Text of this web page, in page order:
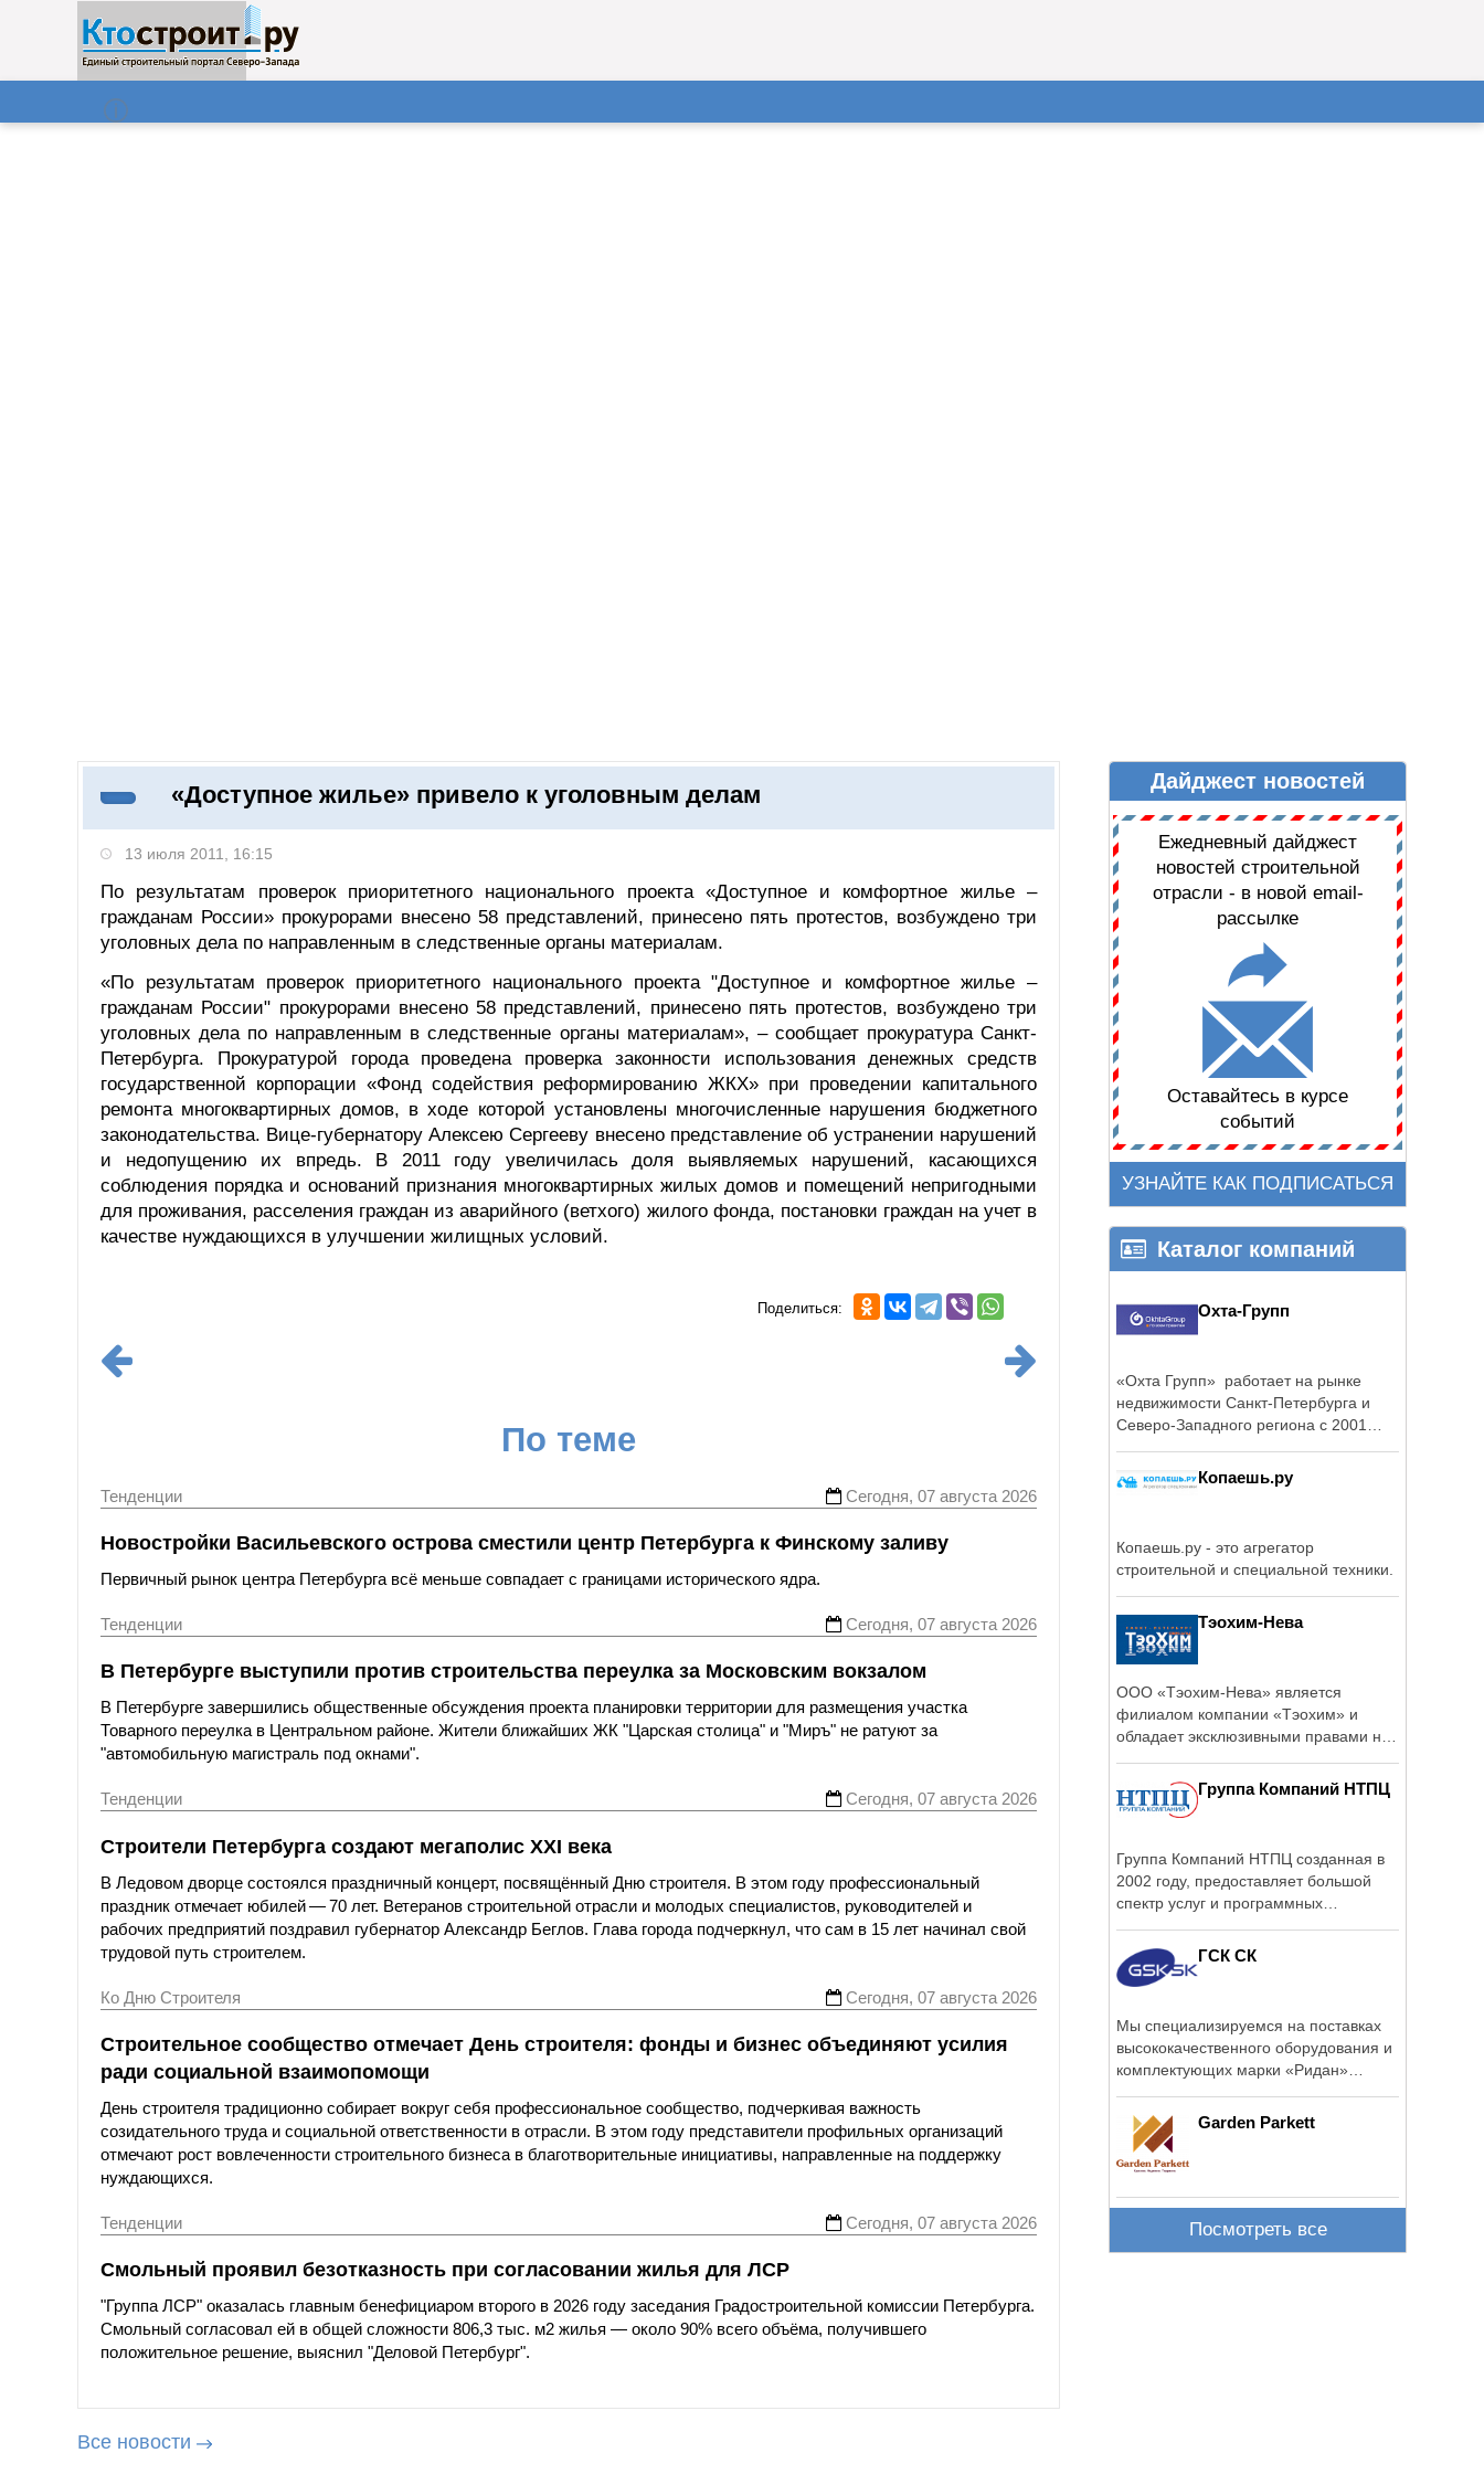
Поиск
ДАЙДЖЕСТ НОВОСТЕЙ
«Доступное жилье» привело к уголовным делам
13 июля 2011, 16:15
По результатам проверок приоритетного национального проекта «Доступное и комфортное жилье –
гражданам России» прокурорами внесено 58 представлений, принесено пять протестов, возбуждено три
уголовных дела по направленным в следственные органы материалам.
«По результатам проверок приоритетного национального проекта "Доступное и комфортное жилье –
гражданам России" прокурорами внесено 58 представлений, принесено пять протестов, возбуждено три
уголовных дела по направленным в следственные органы материалам», – сообщает прокуратура Санкт-
Петербурга. Прокуратурой города проведена проверка законности использования денежных средств
государственной корпорации «Фонд содействия реформированию ЖКХ» при проведении капитального
ремонта многоквартирных домов, в ходе которой установлены многочисленные нарушения бюджетного
законодательства. Вице-губернатору Алексею Сергееву внесено представление об устранении нарушений
и недопущению их впредь. В 2011 году увеличилась доля выявляемых нарушений, касающихся
соблюдения порядка и оснований признания многоквартирных жилых домов и помещений непригодными
для проживания, расселения граждан из аварийного (ветхого) жилого фонда, постановки граждан на учет в
качестве нуждающихся в улучшении жилищных условий.
Поделиться:
По теме
Тенденции Сегодня, 07 августа 2026
Новостройки Васильевского острова сместили центр Петербурга к Финскому заливу
Первичный рынок центра Петербурга всё меньше совпадает с границами исторического ядра.
Тенденции Сегодня, 07 августа 2026
В Петербурге выступили против строительства переулка за Московским вокзалом
В Петербурге завершились общественные обсуждения проекта планировки территории для размещения участка
Товарного переулка в Центральном районе. Жители ближайших ЖК "Царская столица" и "Миръ" не ратуют за
"автомобильную магистраль под окнами".
Тенденции Сегодня, 07 августа 2026
Строители Петербурга создают мегаполис XXI века
В Ледовом дворце состоялся праздничный концерт, посвящённый Дню строителя. В этом году профессиональный
праздник отмечает юбилей — 70 лет. Ветеранов строительной отрасли и молодых специалистов, руководителей и
рабочих предприятий поздравил губернатор Александр Беглов. Глава города подчеркнул, что сам в 15 лет начинал свой
трудовой путь строителем.
Ко Дню Строителя Сегодня, 07 августа 2026
Строительное сообщество отмечает День строителя: фонды и бизнес объединяют усилия
ради социальной взаимопомощи
День строителя традиционно собирает вокруг себя профессиональное сообщество, подчеркивая важность
созидательного труда и социальной ответственности в отрасли. В этом году представители профильных организаций
отмечают рост вовлеченности строительного бизнеса в благотворительные инициативы, направленные на поддержку
нуждающихся.
Тенденции Сегодня, 07 августа 2026
Смольный проявил безотказность при согласовании жилья для ЛСР
"Группа ЛСР" оказалась главным бенефициаром второго в 2026 году заседания Градостроительной комиссии Петербурга.
Смольный согласовал ей в общей сложности 806,3 тыс. м2 жилья — около 90% всего объёма, получившего
положительное решение, выяснил "Деловой Петербург".
Все новости
Дайджест новостей
Ежедневный дайджест
новостей строительной
отрасли - в новой email-
рассылке
Оставайтесь в курсе
событий
УЗНАЙТЕ КАК ПОДПИСАТЬСЯ
Каталог компаний
Охта-Групп
«Охта Групп» работает на рынке
недвижимости Санкт-Петербурга и
Северо-Западного региона с 2001
Копаешь.ру
Копаешь.ру - это агрегатор
строительной и специальной техники.
Тэохим-Нева
ООО «Тэохим-Нева» является
филиалом компании «Тэохим» и
обладает эксклюзивными правами на
Группа Компаний НТПЦ
Группа Компаний НТПЦ созданная в
2002 году, предоставляет большой
спектр услуг и программных
ГСК СК
Мы специализируемся на поставках
высококачественного оборудования и
комплектующих марки «Ридан»
Garden Parkett
Посмотреть все